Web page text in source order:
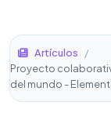
Artículos
/
Proyecto
del mundo -